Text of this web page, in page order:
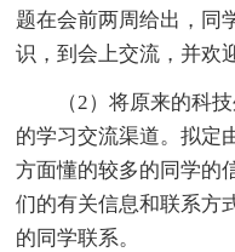
题在会前两周给出，同
识，到会上交流，并欢
（2）将原来的科
的学习交流渠道。拟定
方面懂的较多的同学的
们的有关信息和联系方
的同学联系。